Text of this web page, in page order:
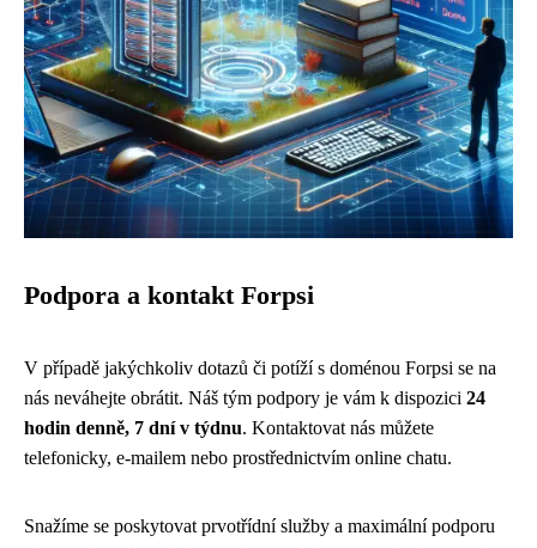
Podpora a kontakt Forpsi
V případě jakýchkoliv dotazů či potíží s doménou Forpsi se na
nás neváhejte obrátit. Náš tým podpory je vám k dispozici 24
hodin denně, 7 dní v týdnu. Kontaktovat nás můžete
telefonicky, e-mailem nebo prostřednictvím online chatu.
Snažíme se poskytovat prvotřídní služby a maximální podporu